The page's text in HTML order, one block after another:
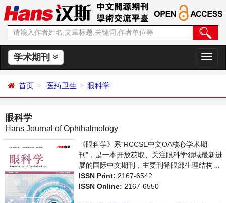
学术期刊
切
换
首页 医药卫生 眼科学
眼科学
Hans Journal of Ophthalmology
《眼科学》系“RCCSE中文OA核心学术期
刊”，是一本开放获取、关注眼科学领域最新进
展的国际中文期刊，主要刊登眼部生理结构分
析、眼部疾病的检查、病理与治疗等相关内容
的学术论文。本刊支持思想创新、学术创新，
ISSN Print: 2167-6542
ISSN Online: 2167-6550